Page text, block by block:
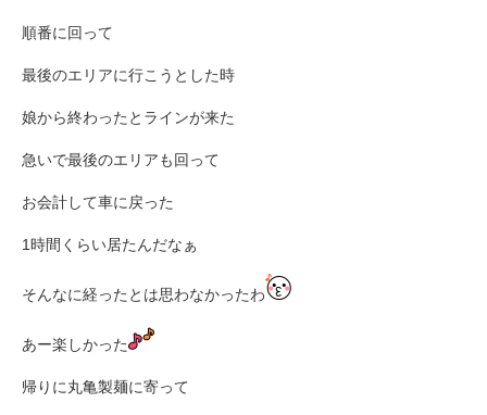
順番に回って
最後のエリアに行こうとした時
娘から終わったとラインが来た
急いで最後のエリアも回って
お会計して車に戻った
1時間くらい居たんだなぁ
そんなに経ったとは思わなかったわ
あー楽しかった
帰りに丸亀製麺に寄って